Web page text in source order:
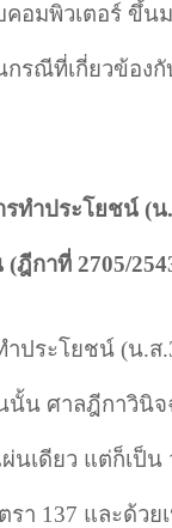
คอมพิวเตอร์ ขึ้น
กรณีที่เกี่ยวข้อง
รทำประโยชน์ (น
(ฎีกาที่ 2705/
ำประโยชน์ (น.ส.
นั้น ศาลฎีกาวินิ
นเดียว แต่ก็เป็น
รา 137 และด้วย